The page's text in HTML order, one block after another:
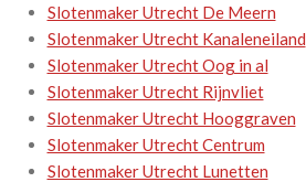
Slotenmaker Utrecht De Meern
Slotenmaker Utrecht Kanaleneiland
Slotenmaker Utrecht Oog in al
Slotenmaker Utrecht Rijnvliet
Slotenmaker Utrecht Hooggraven
Slotenmaker Utrecht Centrum
Slotenmaker Utrecht Lunetten